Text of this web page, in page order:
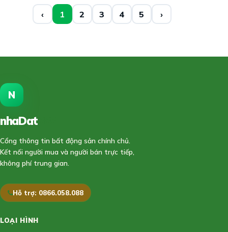
‹ 1 2 3 4 5 ›
N
nhaDat
Cổng thông tin bất động sản chính chủ.
Kết nối người mua và người bán trực tiếp,
không phí trung gian.
Hỗ trợ: 0866.058.088
LOẠI HÌNH